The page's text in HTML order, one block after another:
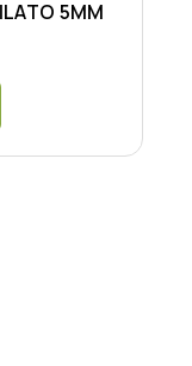
5MM